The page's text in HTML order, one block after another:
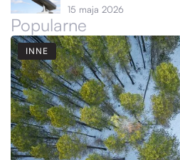
15 maja 2026
Popularne
INNE